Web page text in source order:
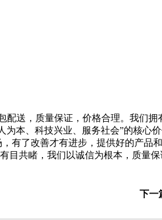
配送，质量保证，价格合理。我们
本、科技兴业、服务社会”的核心
有了改善才有进步，提供好的产品
目共睹，我们以诚信为根本，质量
下一